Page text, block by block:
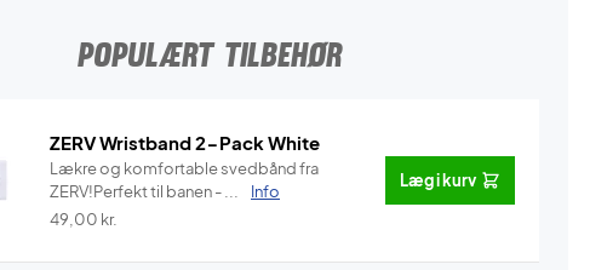
POPULÆRT TILBEHØR
ZERV Wristband 2-Pack White
Lækre og komfortable svedbånd fra
ZERV!Perfekt til banen - ...
Info
49,00 kr.
Læg i kurv